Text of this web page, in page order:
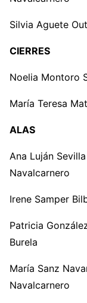
Silvia Aguete
CIERRES
Noelia Montoro
María Teresa
ALAS
Ana Luján Sevilla
Navalcarnero
Irene Samper
Patricia
Burela
María Sanz
Navalcarnero